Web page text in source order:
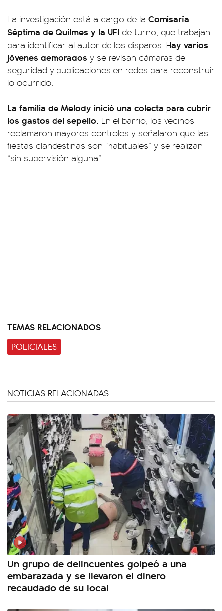
La investigación está a cargo de la Comisaría
Séptima de Quilmes y la UFI de turno, que trabajan
para identificar al autor de los disparos. Hay varios
jóvenes demorados y se revisan cámaras de
seguridad y publicaciones en redes para reconstruir
lo ocurrido.
La familia de Melody inició una colecta para cubrir
los gastos del sepelio. En el barrio, los vecinos
reclamaron mayores controles y señalaron que las
fiestas clandestinas son “habituales” y se realizan
“sin supervisión alguna”.
TEMAS RELACIONADOS
POLICIALES
NOTICIAS RELACIONADAS
Un grupo de delincuentes golpeó a una
embarazada y se llevaron el dinero
recaudado de su local